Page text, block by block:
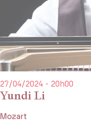
Yundi Li
27/04/2024 - 20h00
Mozart